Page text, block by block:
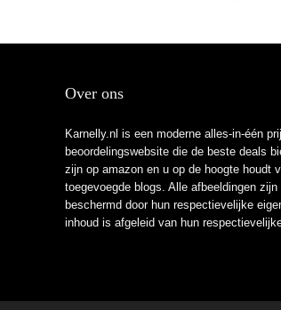
Over ons
Karnelly.nl is een moderne alles-in-één
beoordelingswebsite die de beste deals
zijn op amazon en u op de hoogte houdt
toegevoegde blogs. Alle afbeeldingen
beschermd door hun respectievelijke
inhoud is afgeleid van hun